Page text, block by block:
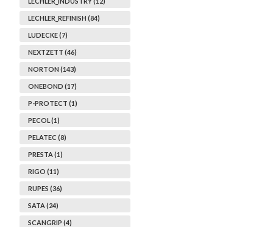
LECHLER_REFINISH (84)
LUDECKE (7)
NEXTZETT (46)
NORTON (143)
ONEBOND (17)
P-PROTECT (1)
PECOL (1)
PELATEC (8)
PRESTA (1)
RIGO (11)
RUPES (36)
SATA (24)
SCANGRIP (4)